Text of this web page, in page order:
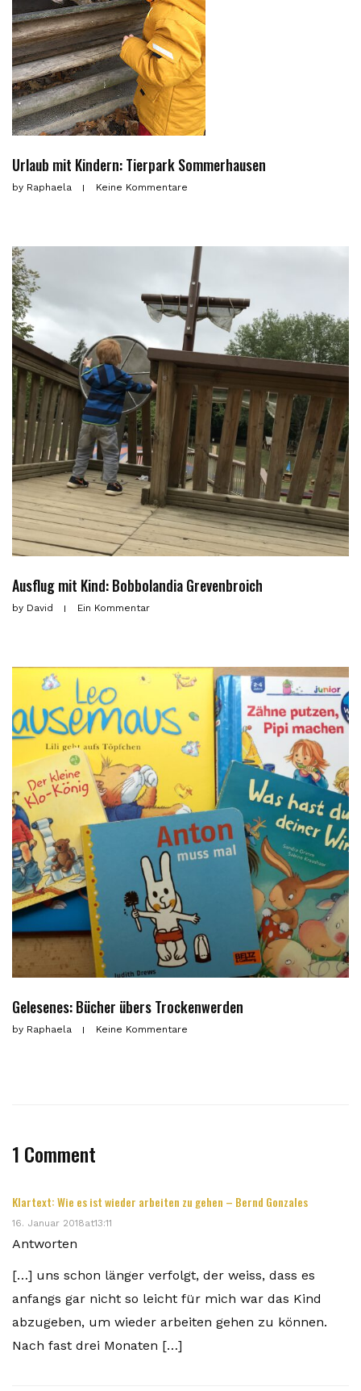
Urlaub mit Kindern: Tierpark Sommerhausen
by Raphaela Keine Kommentare
Ausflug mit Kind: Bobbolandia Grevenbroich
by David Ein Kommentar
Gelesenes: Bücher übers Trockenwerden
by Raphaela Keine Kommentare
1 Comment
Klartext: Wie es ist wieder arbeiten zu gehen – Bernd Gonzales
16. Januar 2018at13:11
Antworten
[…] uns schon länger verfolgt, der weiss, dass es
anfangs gar nicht so leicht für mich war das Kind
abzugeben, um wieder arbeiten gehen zu können.
Nach fast drei Monaten […]